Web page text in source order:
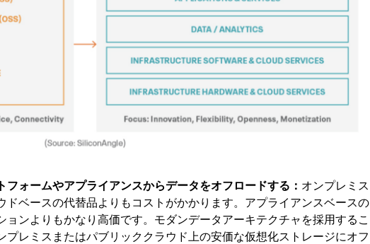
ォームやアプライアンスからデータをオフロードする： オンプレミス
ドベースの代替品よりもコストがかかります。アプライアンスベースの
ンよりもかなり高価です。モダンデータアーキテクチャを採用するこ
プレミスまたはパブリッククラウド上の安価な仮想化ストレージにオフ